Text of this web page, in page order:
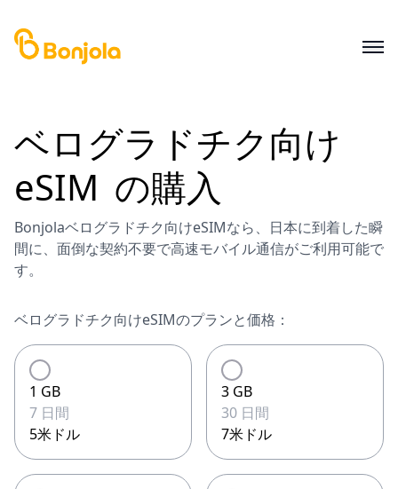
ベログラドチク向け
eSIM の購入
Bonjolaベログラドチク向けeSIMなら、日本に到着した瞬
間に、面倒な契約不要で高速モバイル通信がご利用可能で
す。
ベログラドチク向けeSIMのプランと価格：
1 GB
7 日間
5米ドル
3 GB
30 日間
7米ドル